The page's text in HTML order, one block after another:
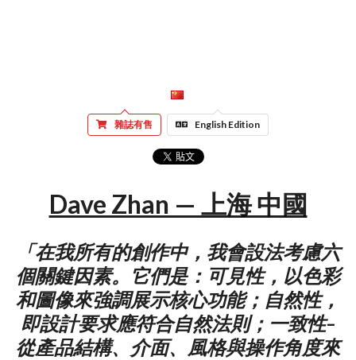
雜誌有售 English Edition
Dave Zhan — 上海 中國
「在我所有的創作中，我會設法考慮六
個關鍵因素。它們是：可見性，以色彩
和圖像來強調展示核心功能；自然性，
即設計要求應符合自然法則；一致性–
從產品結構、介面、風格與操作角度來